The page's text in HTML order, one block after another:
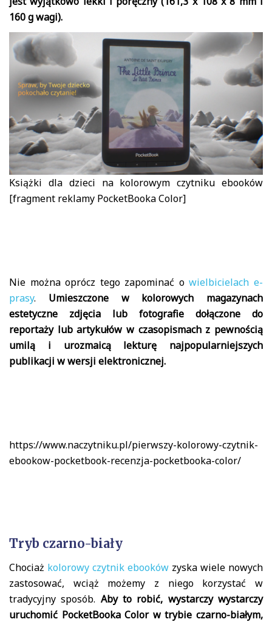
160 g wagi).
Książki dla dzieci na kolorowym czytniku ebooków
[fragment reklamy PocketBooka Color]
Nie można oprócz tego zapominać owielbicielach e-
prasy. Umieszczone w kolorowych magazynach
estetyczne zdjęcia lub fotografie dołączone do
reportaży lub artykułów w czasopismach z pewnością
umilą i urozmaicą lekturę najpopularniejszych
publikacji w wersji elektronicznej.
https://www.naczytniku.pl/pierwszy-kolorowy-czytnik-
ebookow-pocketbook-recenzja-pocketbooka-color/
Tryb czarno-biały
Chociaż kolorowy czytnik ebooków zyska wiele nowych
zastosować, wciąż możemy z niego korzystać w
tradycyjny sposób. Aby to robić, wystarczy wystarczy
uruchomić PocketBooka Color w trybie czarno-białym,